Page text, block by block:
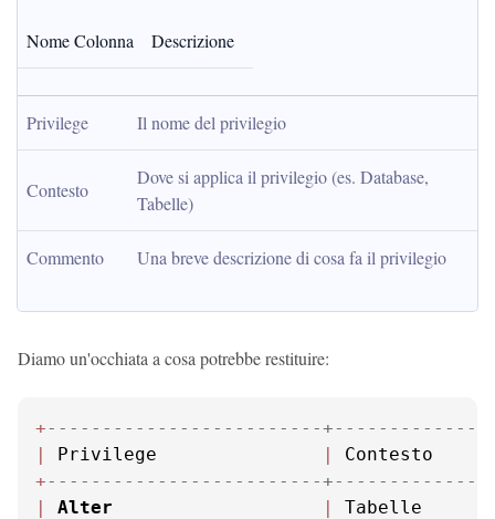
Nome Colonna Descrizione
Privilege Il nome del privilegio
Contesto
Dove si applica il privilegio (es. Database,
Tabelle)
Commento Una breve descrizione di cosa fa il privilegio
Diamo un'occhiata a cosa potrebbe restituire:
+-------------------------
|
Privilege |
+-------------------------
|
Alter |